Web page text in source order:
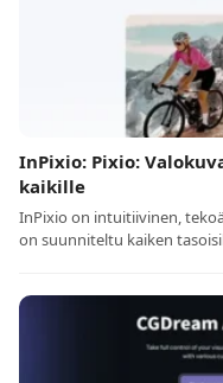
InPixio: Pixio:
kaikille
InPixio on intuitiivinen,
on suunniteltu kaiken